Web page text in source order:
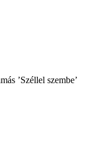
’Széllel szembe’